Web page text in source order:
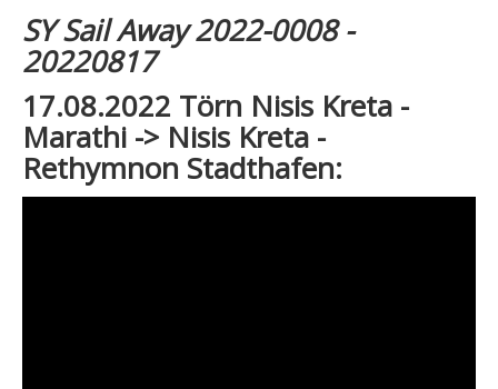
SY Sail Away 2022-0008 -
20220817
17.08.2022 Törn Nisis Kreta -
Marathi -> Nisis Kreta -
Rethymnon Stadthafen: